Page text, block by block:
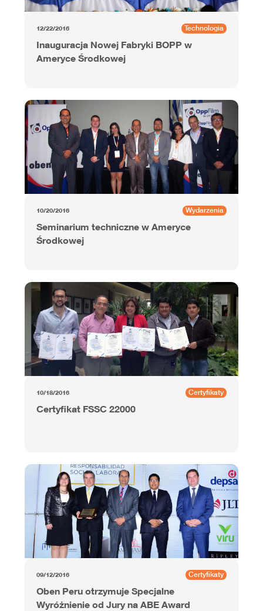
12/22/2016 Technologia
Inauguracja Nowej Fabryki BOPP w
Ameryce Środkowej
10/20/2016 Wydarzenia
Seminarium techniczne w Ameryce
Środkowej
10/18/2016 Certyfikaty
Certyfikat FSSC 22000
09/12/2016 Certyfikaty
Oben Peru otrzymuje Specjalne
Wyróżnienie od Jury na ABE Award